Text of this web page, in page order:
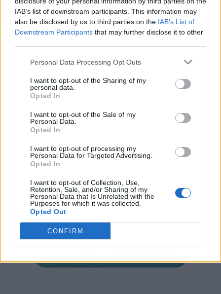
IAB’s list of downstream participants. This information may
also be disclosed by us to third parties on the IAB’s List of
Downstream Participants that may further disclose it to other
Personal Data Processing Opt Outs
I want to opt-out of the Sharing of my
personal data.
Opted In
I want to opt-out of the Sale of my
Personal Data.
Opted In
I want to opt-out of processing my
Personal Data for Targeted Advertising.
Opted In
I want to opt-out of Collection, Use,
Retention, Sale, and/or Sharing of my
Personal Data that Is Unrelated with the
Purposes for which it was collected.
Opted Out
CONFIRM